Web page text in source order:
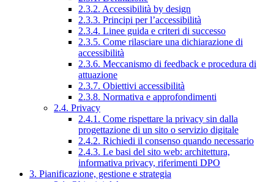
2.3.2. Accessibilità by design
2.3.3. Principi per l’accessibilità
2.3.4. Linee guida e criteri di successo
2.3.5. Come rilasciare una dichiarazione di
accessibilità
2.3.6. Meccanismo di feedback e procedura di
attuazione
2.3.7. Obiettivi accessibilità
2.3.8. Normativa e approfondimenti
2.4. Privacy
2.4.1. Come rispettare la privacy sin dalla
progettazione di un sito o servizio digitale
2.4.2. Richiedi il consenso quando necessario
2.4.3. Le basi del sito web: architettura,
informativa privacy, riferimenti DPO
3. Pianificazione, gestione e strategia